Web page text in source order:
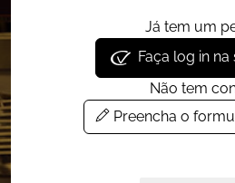
Já tem um
Faça log in
Não tem
Preencha o